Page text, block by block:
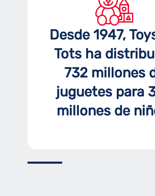
Desde 1947,
Tots ha
732 millones
juguetes para
millones de